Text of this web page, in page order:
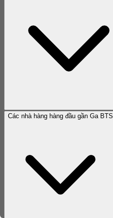
Các nhà hàng hàng đầu gần Ga BTS